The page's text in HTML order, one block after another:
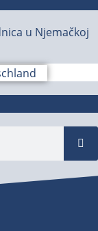
u Njemačkoj